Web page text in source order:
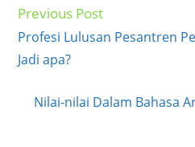
Read
articles
Previous Post
Profesi Lulusan Pesantren
Jadi apa?
Nilai-nilai Dalam Bahasa